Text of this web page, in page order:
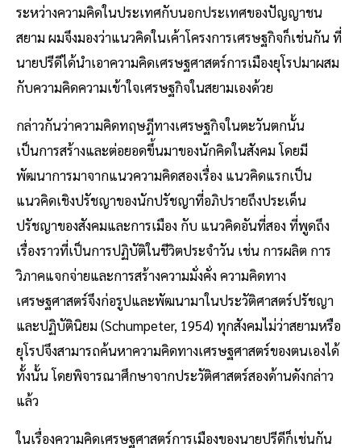
ระหว่างความคิดในประเทศกับนอกประเทศของปัญญาชน
สยาม ผมจึงมองว่าแนวคิดในเค้าโครงการเศรษฐกิจก็เช่นกัน ที่
นายปรีดีได้นำเอาความคิดเศรษฐศาสตร์การเมืองยุโรปมาผสม
กับความคิดความเข้าใจเศรษฐกิจในสยามเองด้วย
กล่าวกันว่าความคิดทฤษฎีทางเศรษฐกิจในตะวันตกนั้น
เป็นการสร้างและต่อยอดขึ้นมาของนักคิดในสังคม โดยมี
พัฒนาการมาจากแนวความคิดสองเรื่อง แนวคิดแรกเป็น
แนวคิดเชิงปรัชญาของนักปรัชญาที่อภิปรายถึงประเด็น
ปรัชญาของสังคมและการเมือง กับ แนวคิดอันที่สอง ที่พูดถึง
เรื่องราวที่เป็นการปฏิบัติในชีวิตประจำวัน เช่น การผลิต การ
วิภาคแจกจ่ายและการสร้างความมั่งคั่ง ความคิดทาง
เศรษฐศาสตร์จึงก่อรูปและพัฒนามาในประวัติศาสตร์ปรัชญา
และปฏิบัตินิยม (Schumpeter, 1954) ทุกสังคมไม่ว่าสยามหรือ
ยุโรปจึงสามารถค้นหาความคิดทางเศรษฐศาสตร์ของตนเองได้
ทั้งนั้น โดยพิจารณาศึกษาจากประวัติศาสตร์สองด้านดังกล่าว
แล้ว
ในเรื่องความคิดเศรษฐศาสตร์การเมืองของนายปรีดีก็เช่นกัน